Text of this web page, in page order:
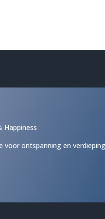
Happiness
voor ontspanning en verdieping